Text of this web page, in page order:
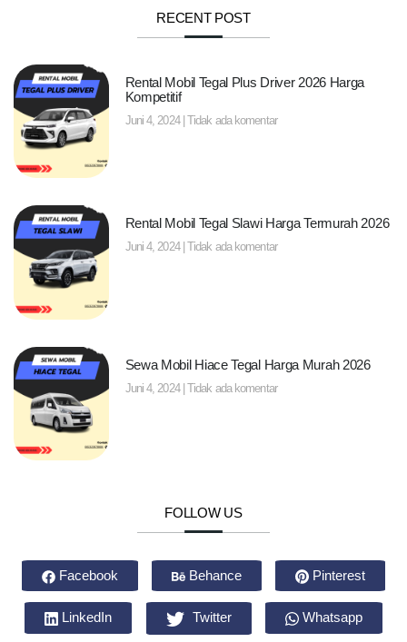
RECENT POST
Rental Mobil Tegal Plus Driver 2026 Harga
Kompetitif
Juni 4, 2024 Tidak ada komentar
Rental Mobil Tegal Slawi Harga Termurah 2026
Juni 4, 2024 Tidak ada komentar
Sewa Mobil Hiace Tegal Harga Murah 2026
Juni 4, 2024 Tidak ada komentar
FOLLOW US
Facebook Behance Pinterest
LinkedIn Twitter Whatsapp